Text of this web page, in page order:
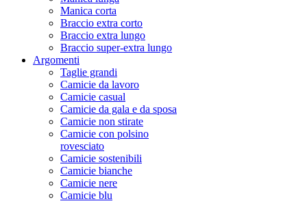
Manica corta
Braccio extra corto
Braccio extra lungo
Braccio super-extra lungo
Argomenti
Taglie grandi
Camicie da lavoro
Camicie casual
Camicie da gala e da sposa
Camicie non stirate
Camicie con polsino
rovesciato
Camicie sostenibili
Camicie bianche
Camicie nere
Camicie blu